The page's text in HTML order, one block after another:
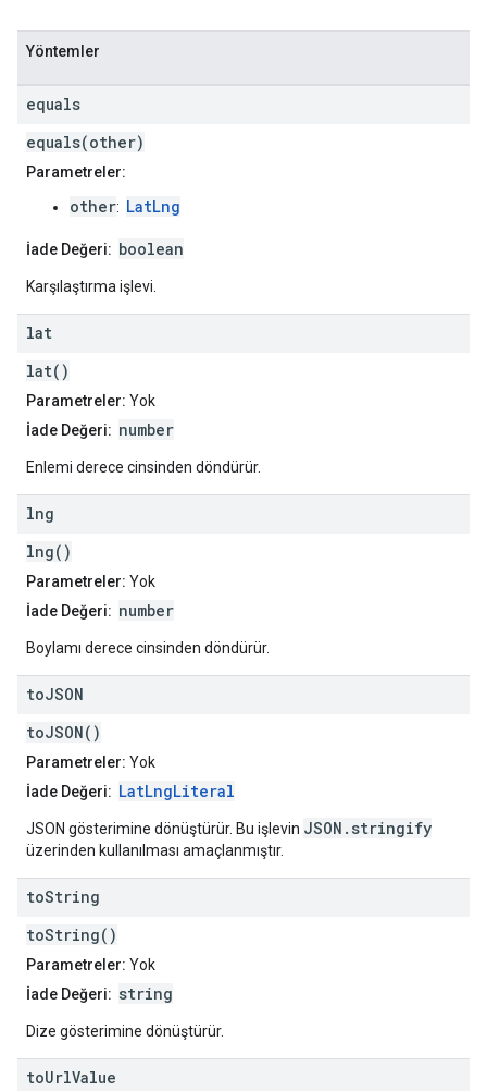
Yöntemler
equals
equals(other)
Parametreler:
other: LatLng
İade Değeri: boolean
Karşılaştırma işlevi.
lat
lat()
Parametreler: Yok
İade Değeri: number
Enlemi derece cinsinden döndürür.
lng
lng()
Parametreler: Yok
İade Değeri: number
Boylamı derece cinsinden döndürür.
toJSON
toJSON()
Parametreler: Yok
İade Değeri: LatLngLiteral
JSON gösterimine dönüştürür. Bu işlevin JSON.stringify
üzerinden kullanılması amaçlanmıştır.
toString
toString()
Parametreler: Yok
İade Değeri: string
Dize gösterimine dönüştürür.
toUrlValue